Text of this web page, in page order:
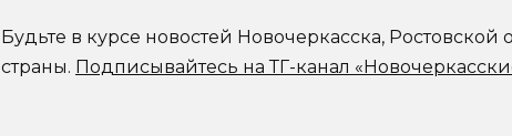
Будьте в курсе новостей Новочеркасска, Ростовской
страны. Подписывайтесь на ТГ-канал